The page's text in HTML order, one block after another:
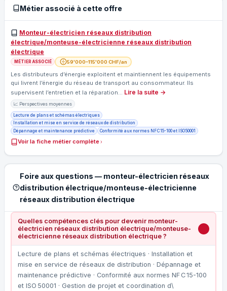
Métier associé à cette offre
Monteur-électricien réseaux distribution
électrique/monteuse-électricienne réseaux distribution
électrique
MÉTIER ASSOCIÉ 59'000–115'000 CHF/an
Les distributeurs d’énergie exploitent et maintiennent les équipements
qui livrent l’énergie du réseau de transport au consommateur. Ils
supervisent l’entretien et la réparation… Lire la suite →
📈 Perspectives moyennes
Lecture de plans et schémas électriques
Installation et mise en service de réseaux de distribution
Dépannage et maintenance prédictive
Conformité aux normes NF C 15-100 et ISO 50001
Voir la fiche métier complète
Foire aux questions — monteur-électricien réseaux
distribution électrique/monteuse-électricienne
réseaux distribution électrique
Quelles compétences clés pour devenir monteur-
électricien réseaux distribution électrique/monteuse-
électricienne réseaux distribution électrique ?
Lecture de plans et schémas électriques · Installation et
mise en service de réseaux de distribution · Dépannage et
maintenance prédictive · Conformité aux normes NF C 15-100
et ISO 50001 · Gestion de projet et coordination d\